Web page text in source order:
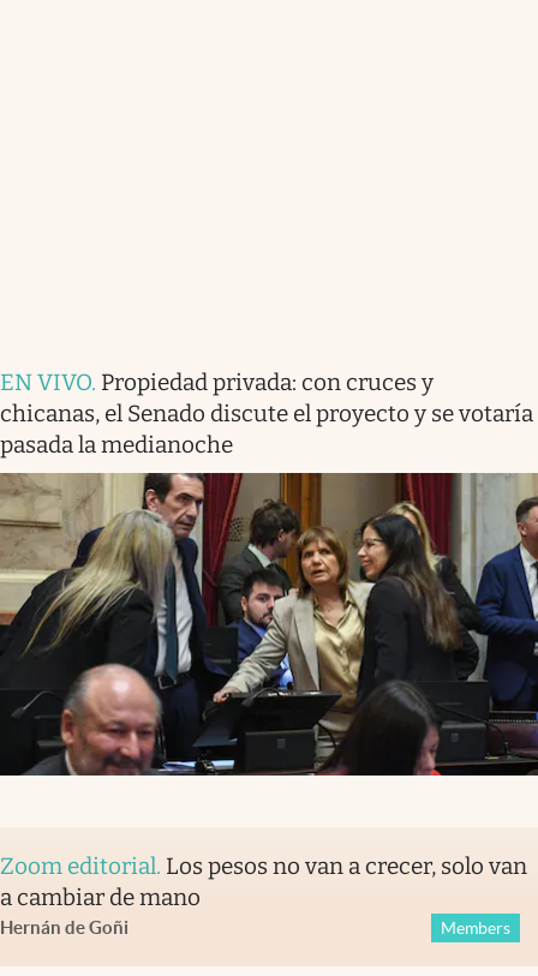
EN VIVO. Propiedad privada: con cruces y
chicanas, el Senado discute el proyecto y se votaría
pasada la medianoche
Zoom editorial. Los pesos no van a crecer, solo van
a cambiar de mano
Hernán de Goñi Members